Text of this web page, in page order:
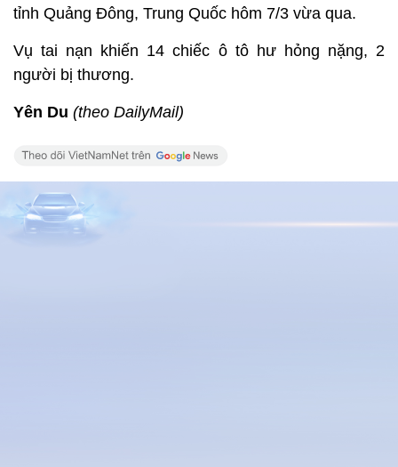
tỉnh Quảng Đông, Trung Quốc hôm 7/3 vừa qua.
Vụ tai nạn khiến 14 chiếc ô tô hư hỏng nặng, 2
người bị thương.
Yên Du (theo DailyMail)